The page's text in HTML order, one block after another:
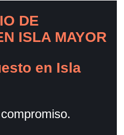
DE
ISLA MAYOR
en Isla